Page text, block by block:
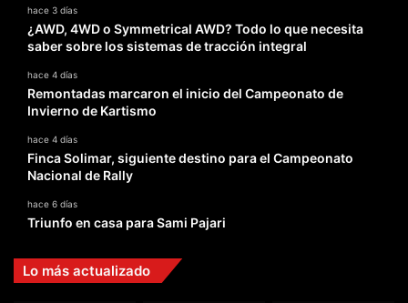
hace 3 días
¿AWD, 4WD o Symmetrical AWD? Todo lo que necesita
saber sobre los sistemas de tracción integral
hace 4 días
Remontadas marcaron el inicio del Campeonato de
Invierno de Kartismo
hace 4 días
Finca Solimar, siguiente destino para el Campeonato
Nacional de Rally
hace 6 días
Triunfo en casa para Sami Pajari
Lo más actualizado